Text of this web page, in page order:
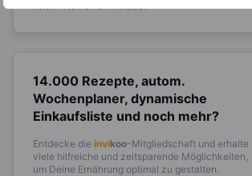
14.000 Rezepte, autom.
Wochenplaner, dynamische
Einkaufsliste und noch mehr?
Entdecke die invikoo-Mitgliedschaft und erhalte
viele hilfreiche und zeitsparende Möglichkeiten,
um Deine Ernährung optimal zu gestalten.